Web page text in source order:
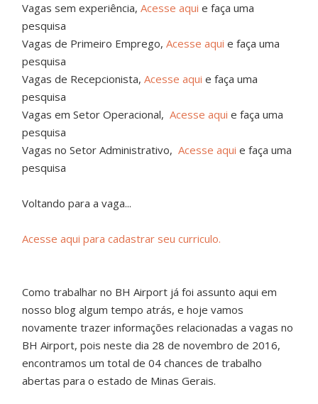
Vagas sem experiência,Acesse aqui e faça uma
pesquisa
Vagas de Primeiro Emprego,Acesse aqui e faça uma
pesquisa
Vagas de Recepcionista,Acesse aqui e faça uma
pesquisa
Vagas em Setor Operacional,Acesse aqui e faça uma
pesquisa
Vagas no Setor Administrativo,Acesse aqui e faça uma
pesquisa
Voltando para a vaga...
Acesse aqui para cadastrar seu curriculo.
Como trabalhar no BH Airport já foi assunto aqui em
nosso blog algum tempo atrás, e hoje vamos
novamente trazer informações relacionadas a vagas no
BH Airport, pois neste dia 28 de novembro de 2016,
encontramos um total de 04 chances de trabalho
abertas para o estado de Minas Gerais.